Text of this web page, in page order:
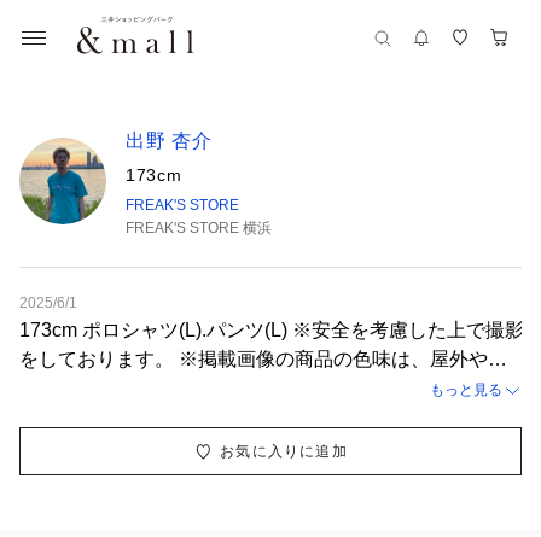
出野 杏介
173cm
FREAK'S STORE
FREAK'S STORE 横浜
2025/6/1
173cm ポロシャツ(L).パンツ(L) ※安全を考慮した上で撮影
をしております。 ※掲載画像の商品の色味は、屋外や屋
内の光の照射や角度により実物と色味が異なる場合がござ
もっと見る
お気に入りに追加